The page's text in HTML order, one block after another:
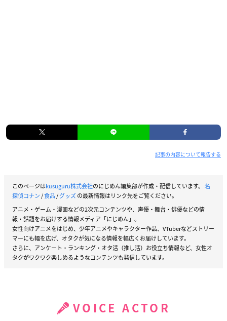
記事の内容について報告する
このページはkusuguru株式会社のにじめん編集部が作成・配信しています。 名
探偵コナン/食品/グッズの最新情報はリンク先をご覧ください。
アニメ・ゲーム・漫画などの2次元コンテンツや、声優・舞台・俳優などの情
報・話題をお届けする情報メディア「にじめん」。
女性向けアニメをはじめ、少年アニメやキャラクター作品、VTuberなどストリー
マーにも幅を広げ、オタクが気になる情報を幅広くお届けしています。
さらに、アンケート・ランキング・オタ活（推し活）お役立ち情報など、女性オ
タクがワクワク楽しめるようなコンテンツも発信しています。
VOICE ACTOR